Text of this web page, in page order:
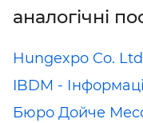
аналогічні
Hungexpo Co. Ltd
IBDM -
Бюро Дойче